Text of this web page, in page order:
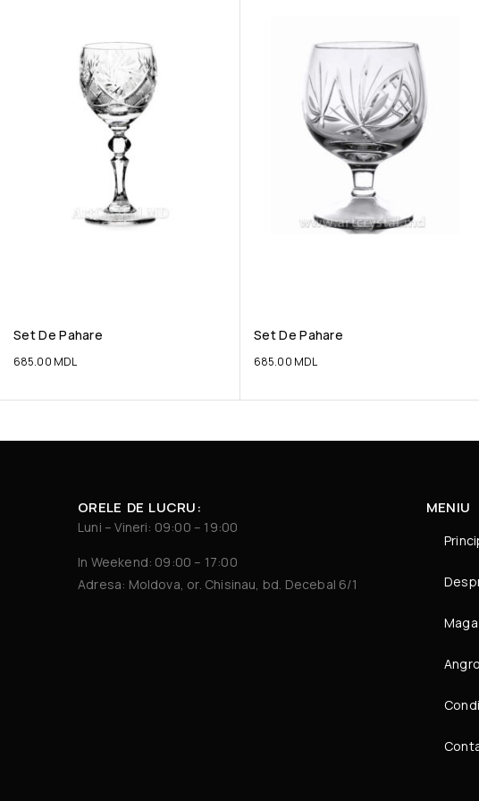
Set De Pahare
685.00 MDL
Set De Pahare
685.00 MDL
ORELE DE LUCRU:
Luni – Vineri: 09:00 – 19:00
In Weekend: 09:00 – 17:00
Adresa: Moldova, or. Chisinau, bd. Decebal 6/1
MENIU
Angro